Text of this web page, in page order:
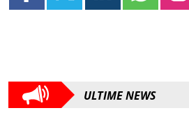
ULTIME NEWS